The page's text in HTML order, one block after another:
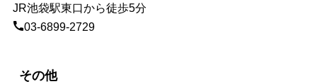
JR池袋駅東口から徒歩5分
03-6899-2729
その他